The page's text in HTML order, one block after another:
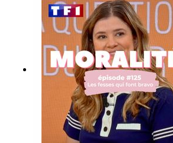
créée par le studio Into The
Alice Krief - Les Belles